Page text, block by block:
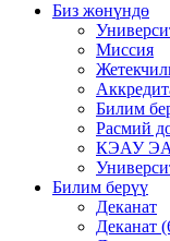
Биз жөнүндө
Миссия
Билим
Расмий
КЭАУ
Билим берүү
Деканат
Деканат